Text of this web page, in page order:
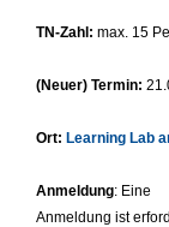
TN-Zahl: max. 15
(Neuer) Termin:
Ort: Learning Lab
Anmeldung: Eine
Anmeldung ist